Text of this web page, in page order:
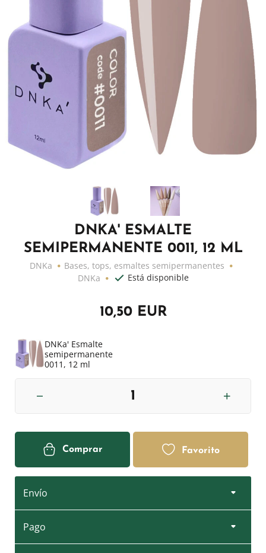
DNKA' ESMALTE
SEMIPERMANENTE 0011, 12 ML
DNKa
Bases, tops, esmaltes semipermanentes
DNKa
Está disponible
10,50 EUR
DNKa' Esmalte
semipermanente
0011, 12 ml
Comprar Favorito
Envío
Pago